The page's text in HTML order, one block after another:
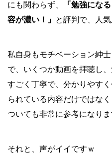
にも関わらず、
「勉強にな
容が濃い！」 と評判で、人
私自身もモチベーション紳
で、いくつか動画を拝聴し
すごく丁寧で、分かりやす
られている内容だけではなく
ついても非常に参考になりま
それと、声がイイですｗ